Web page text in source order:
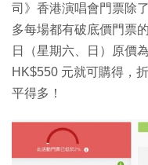
司》香港演唱會門票除
多每場都有破底價門票
日（星期六、日）原價
HK$550 元就可購得，
平得多！